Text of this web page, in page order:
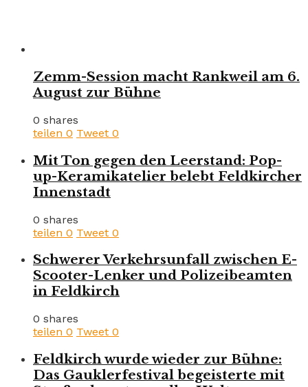
Zemm-Session macht Rankweil am 6.
August zur Bühne
0 shares
teilen 0 Tweet 0
Mit Ton gegen den Leerstand: Pop-
up-Keramikatelier belebt Feldkircher
Innenstadt
0 shares
teilen 0 Tweet 0
Schwerer Verkehrsunfall zwischen E-
Scooter-Lenker und Polizeibeamten
in Feldkirch
0 shares
teilen 0 Tweet 0
Feldkirch wurde wieder zur Bühne:
Das Gauklerfestival begeisterte mit